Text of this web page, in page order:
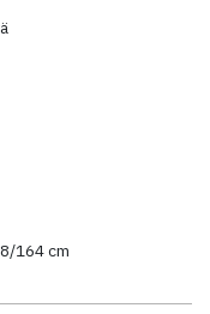
164 cm